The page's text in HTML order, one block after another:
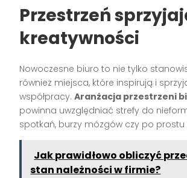
Przestrzeń
kreatywności
Nowoczesne biuro to nie tylko
również miejsca, które inspirują i
współpracy.Aranżacja przestrzeni
powinna uwzględniać strefy do
spotkań, burzy mózgów czy po prostu
Jak prawidłowo obliczyć
stan należności w firmie?